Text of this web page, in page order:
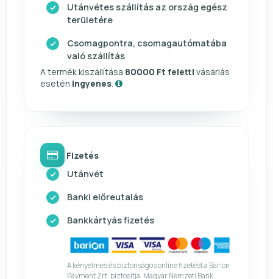
Utánvétes szállítás az ország egész
területére
Csomagpontra, csomagautómatába
való szállítás
A termék kiszállítása 80000 Ft feletti vásárlás
esetén ingyenes
Fizetés
Utánvét
Banki előreutalás
Bankkártyás fizetés
A kényelmes és biztonságos online fizetést a Barion
Payment Zrt. biztosítja. Magyar Nemzeti Bank